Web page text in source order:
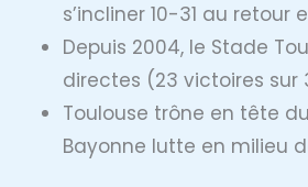
s’incliner 10-31 au retour
Depuis 2004, le Stade
directes (23 victoires
Toulouse trône en tête
Bayonne lutte en milieu